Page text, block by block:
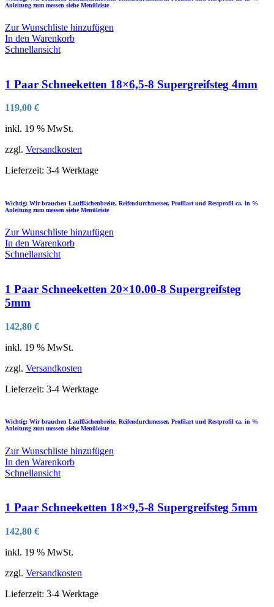
Anleitung zum messen siehe Menüleiste
Zur Wunschliste hinzufügen
In den Warenkorb
Schnellansicht
1 Paar Schneeketten 18×6,5-8 Supergreifsteg 4mm
119,00 €
inkl. 19 % MwSt.
zzgl. Versandkosten
Lieferzeit: 3-4 Werktage
Wichtig: Wir brauchen Laufflächenbreite, Reifendurchmesser, Profilart und Restprofil ca. in %
Anleitung zum messen siehe Menüleiste
Zur Wunschliste hinzufügen
In den Warenkorb
Schnellansicht
1 Paar Schneeketten 20×10.00-8 Supergreifsteg
5mm
142,80 €
inkl. 19 % MwSt.
zzgl. Versandkosten
Lieferzeit: 3-4 Werktage
Wichtig: Wir brauchen Laufflächenbreite, Reifendurchmesser, Profilart und Restprofil ca. in %
Anleitung zum messen siehe Menüleiste
Zur Wunschliste hinzufügen
In den Warenkorb
Schnellansicht
1 Paar Schneeketten 18×9,5-8 Supergreifsteg 5mm
142,80 €
inkl. 19 % MwSt.
zzgl. Versandkosten
Lieferzeit: 3-4 Werktage